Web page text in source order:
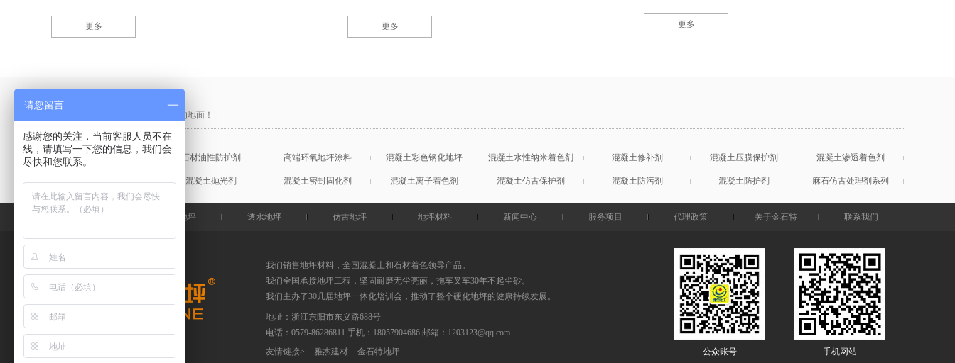
更多 更多 更多
产品采购直通车
做中国最硬的地坪，金石特钢化您的地面！
混凝土表面增强剂 石材油性防护剂 高端环氧地坪涂料 混凝土彩色钢化地坪 混凝土水性纳米着色剂 混凝土修补剂 混凝土压膜保护剂 混凝土渗透着色剂
混凝土润色剂 混凝土抛光剂 混凝土密封固化剂 混凝土离子着色剂 混凝土仿古保护剂 混凝土防污剂 混凝土防护剂 麻石仿古处理剂系列
钢化地坪 透水地坪 仿古地坪 地坪材料 新闻中心 服务项目 代理政策 关于金石特 联系我们
我们销售地坪材料，全国混凝土和石材着色领导产品。
我们全国承接地坪工程，坚固耐磨无尘亮丽，拖车叉车30年不起尘砂。
我们主办了30几届地坪一体化培训会，推动了整个硬化地坪的健康持续发展。
地址：浙江东阳市东义路688号
电话： 0579-86286811 手机：18057904686 邮箱： 1203123@qq.com
友情链接> 雅杰建材 金石特地坪 公众账号 手机网站
请您留言
感谢您的关注，当前客服人员不在
线，请填写一下您的信息，我们会
尽快和您联系。